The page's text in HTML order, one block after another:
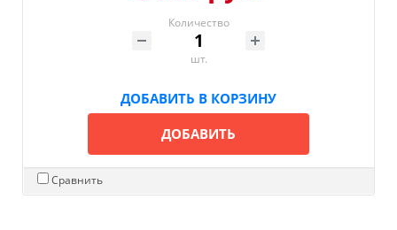
Количество
шт.
ДОБАВИТЬ В КОРЗИНУ
ДОБАВИТЬ
Сравнить